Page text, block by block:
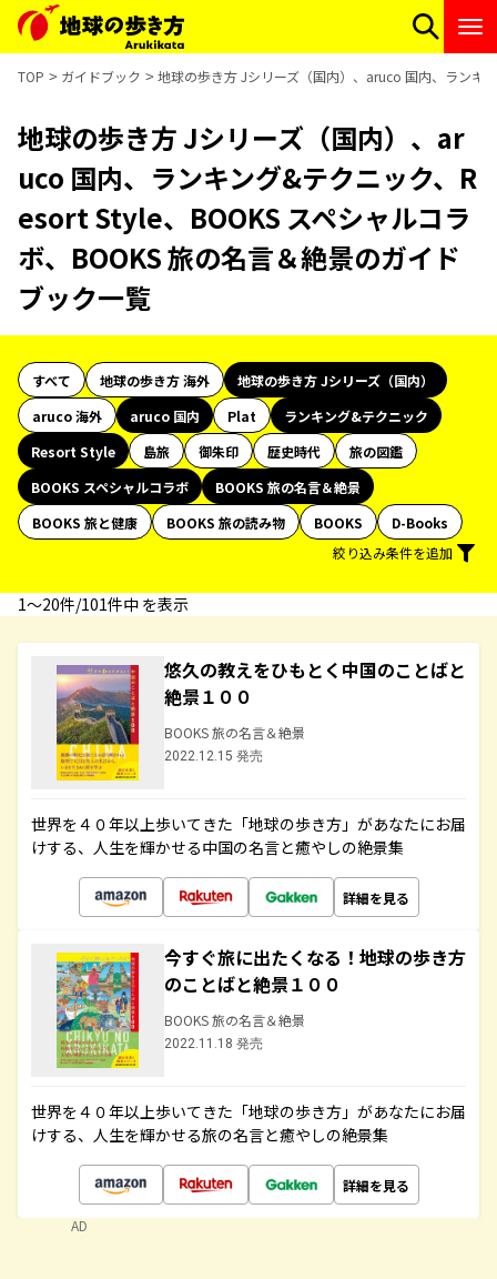
TOP ガイドブック 地球の歩き方 Jシリーズ（国内）、aruco 国内、ランキ
地球の歩き方 Jシリーズ（国内）、ar
uco 国内、ランキング&テクニック、R
esort Style、BOOKS スペシャルコラ
ボ、BOOKS 旅の名言＆絶景のガイド
ブック一覧
すべて 地球の歩き方 海外
地球の歩き方 Jシリーズ（国内）
aruco 海外
aruco 国内 Plat
ランキング&テクニック
Resort Style
島旅 御朱印 歴史時代
旅の図鑑
BOOKS スペシャルコラボ
BOOKS 旅の名言＆絶景
BOOKS 旅と健康
BOOKS 旅の読み物 BOOKS
D-Books
絞り込み条件を追加
1〜20件/101件中 を表示
悠久の教えをひもとく中国のことばと
絶景１００
BOOKS 旅の名言＆絶景
2022.12.15 発売
世界を４０年以上歩いてきた「地球の歩き方」があなたにお届
けする、人生を輝かせる中国の名言と癒やしの絶景集
詳細を見る
今すぐ旅に出たくなる！地球の歩き方
のことばと絶景１００
BOOKS 旅の名言＆絶景
2022.11.18 発売
世界を４０年以上歩いてきた「地球の歩き方」があなたにお届
けする、人生を輝かせる旅の名言と癒やしの絶景集
詳細を見る
AD